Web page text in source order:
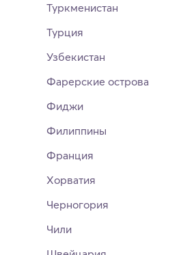
Туркменистан
Турция
Узбекистан
Фарерские острова
Фиджи
Филиппины
Франция
Хорватия
Черногория
Чили